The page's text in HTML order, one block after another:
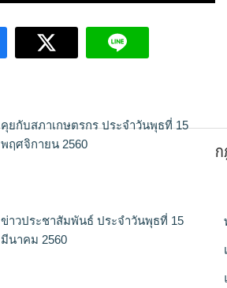
คุยกับสภาเกษตรกร ประจำวันพุธที่ 15
พฤศจิกายน 2560
ข่าวประชาสัมพันธ์ ประจำวันพุธที่ 15
มีนาคม 2560